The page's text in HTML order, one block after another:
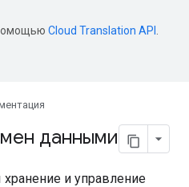
Cloud Translation API
данными
и управление